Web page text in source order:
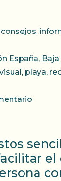
consejos,
España,
, playa,
el